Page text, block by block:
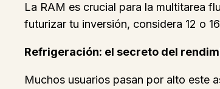
La RAM es crucial para la multitarea
futurizar tu inversión, considera 12 o
Refrigeración: el secreto del
Muchos usuarios pasan por alto este